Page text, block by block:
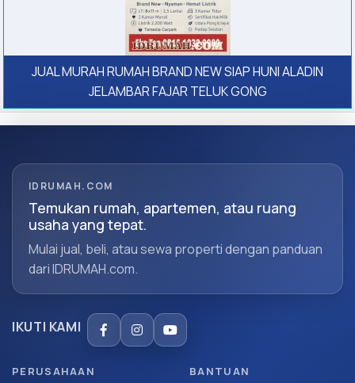
JUAL MURAH RUMAH BRAND NEW SIAP HUNI ALADIN
JELAMBAR FAJAR TELUK GONG
IDRUMAH.COM
Temukan rumah, apartemen, atau ruang
usaha yang tepat.
Mulai jual, beli, atau sewa properti dengan panduan
dari IDRUMAH.com.
IKUTI KAMI
PERUSAHAAN BANTUAN